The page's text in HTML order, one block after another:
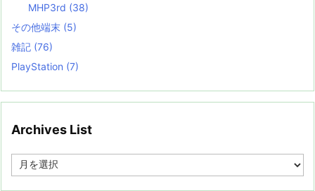
MHP3rd (38)
その他端末 (5)
雑記 (76)
PlayStation (7)
Archives List